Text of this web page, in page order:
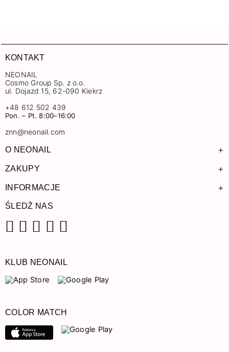
KONTAKT
NEONAIL
Cosmo Group Sp. z o.o.
ul. Dojazd 15, 62-090 Kiekrz
+48 612 502 439
Pon. – Pt. 8:00–16:00
znn@neonail.com
O NEONAIL +
ZAKUPY +
INFORMACJE +
ŚLEDŹ NAS
KLUB NEONAIL
COLOR MATCH